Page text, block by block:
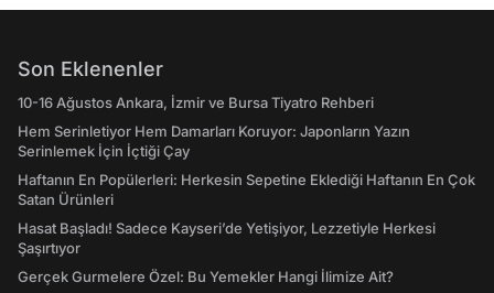
Son Eklenenler
10-16 Ağustos Ankara, İzmir ve Bursa Tiyatro Rehberi
Hem Serinletiyor Hem Damarları Koruyor: Japonların Yazın
Serinlemek İçin İçtiği Çay
Haftanın En Popülerleri: Herkesin Sepetine Eklediği Haftanın En Çok
Satan Ürünleri
Hasat Başladı! Sadece Kayseri’de Yetişiyor, Lezzetiyle Herkesi
Şaşırtıyor
Gerçek Gurmelere Özel: Bu Yemekler Hangi İlimize Ait?